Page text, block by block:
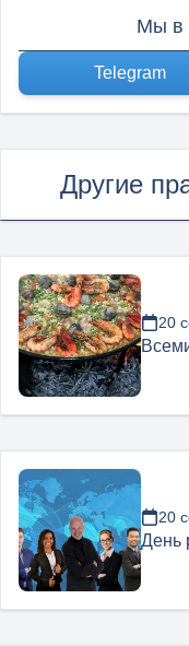
Мы в
Telegram
Другие
20
20
День